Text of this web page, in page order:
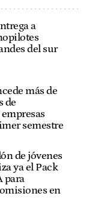
a
del sur
más de
de
semestre
de jóvenes
ya el Pack
para
en